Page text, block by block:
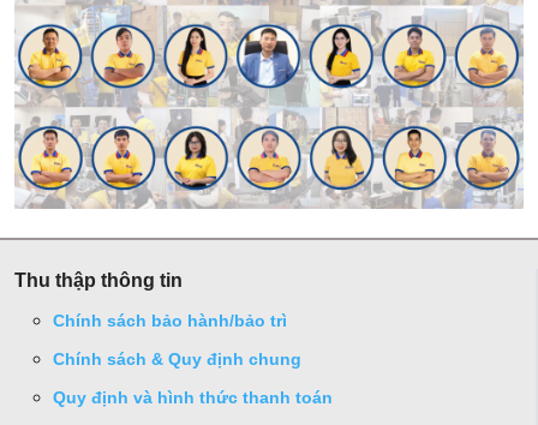
Thu thập thông tin
Chính sách bảo hành/bảo trì
Chính sách & Quy định chung
Quy định và hình thức thanh toán